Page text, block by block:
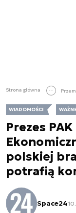
Strona główna
WIADOMOŚCI
Prezes
polskiej
potrafią
Space24